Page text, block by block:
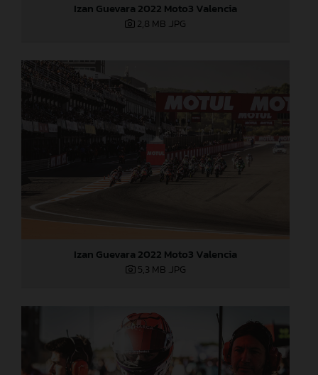
Izan Guevara 2022 Moto3 Valencia
2,8 MB .JPG
Izan Guevara 2022 Moto3 Valencia
5,3 MB .JPG